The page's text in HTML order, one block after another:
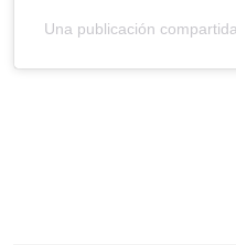
Una publicación